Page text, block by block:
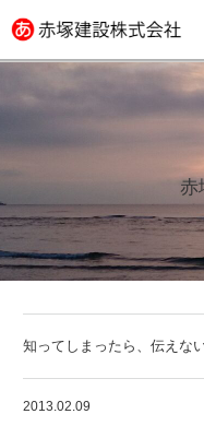
赤
知ってしまったら、伝えな
2013.02.09